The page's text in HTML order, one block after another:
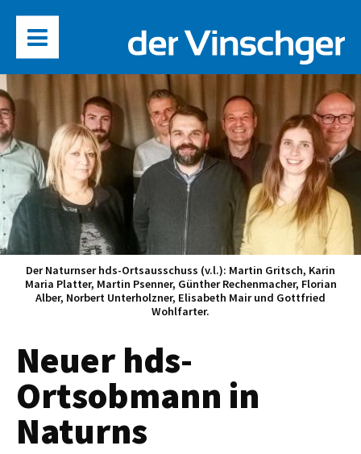
Der Naturnser hds-Ortsausschuss (v.l.): Martin Gritsch, Karin
Maria Platter, Martin Psenner, Günther Rechenmacher, Florian
Alber, Norbert Unterholzner, Elisabeth Mair und Gottfried
Wohlfarter.
Neuer hds-
Ortsobmann in
Naturns